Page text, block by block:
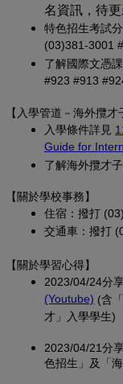
名資訊，待
特色招生考試
(03)381-3001
了解國際文憑
#923 #913
【 入學管道－ 海外攬才
入學條件詳見
Guide for
了解海外攬才
【關於學校事務】
住宿：撥打
交通車：撥打
【關於學習心得】
2023/04/24分
(Youtube) (另
(含
才」入學學生)
2023/04/21分
色招生」及「